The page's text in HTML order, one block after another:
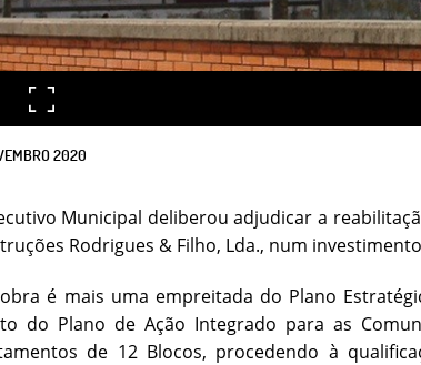
2020
Municipal deliberou adjudicar a
Rodrigues & Filho, Lda., num
é mais uma empreitada do Plano
do Plano de Ação Integrado para as
de 12 Blocos, procedendo à